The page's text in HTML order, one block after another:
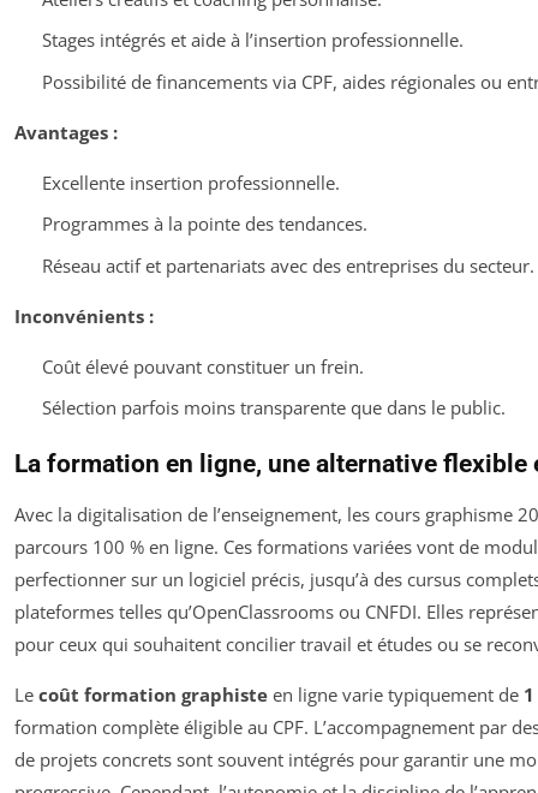
Stages intégrés et aide à l’insertion professionnelle.
Possibilité de financements via CPF, aides régionales ou
Avantages :
Excellente insertion professionnelle.
Programmes à la pointe des tendances.
Réseau actif et partenariats avec des entreprises du secteur.
Inconvénients :
Coût élevé pouvant constituer un frein.
Sélection parfois moins transparente que dans le public.
La formation en ligne, une alternative flexible
Avec la digitalisation de l’enseignement, les cours graphisme
parcours 100 % en ligne. Ces formations variées vont de
perfectionner sur un logiciel précis, jusqu’à des cursus
plateformes telles qu’OpenClassrooms ou CNFDI. Elles
pour ceux qui souhaitent concilier travail et études ou se
Le coût formation graphiste en ligne varie typiquement de
formation complète éligible au CPF. L’accompagnement par
de projets concrets sont souvent intégrés pour garantir une